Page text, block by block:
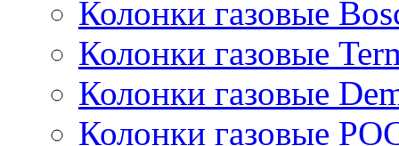
Колонки газовые
Колонки газовые
Колонки газовые
Колонки газовые